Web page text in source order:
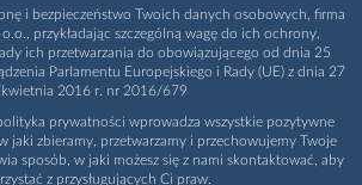
i bezpieczeństwo Twoich danych osobowych, firma
przykładając szczególną wagę do ich ochrony,
ich przetwarzania do obowiązującego od dnia 25
Parlamentu Europejskiego i Rady (UE) z dnia 27
kwietnia 2016 r. nr 2016/679
prywatności wprowadza wszystkie pozytywne
jaki zbieramy, przetwarzamy i przechowujemy Twoje
sposób, w jaki możesz się z nami skontaktować, aby
z przysługujących Ci praw.